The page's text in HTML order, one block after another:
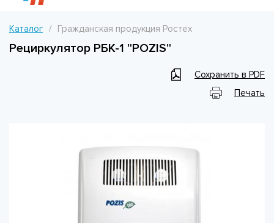
Каталог Гражданская продукция Ростех
Рециркулятор РБК-1 "POZIS"
Сохранить в PDF
Печать